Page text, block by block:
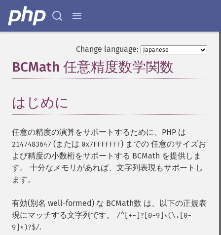
Change language:
BCMath 任意精度数学関数
はじめに
任意の精度の演算をサポートするために、PHP は
2147483647 (または 0x7FFFFFFF) までの 任意のサイズお
よび精度の小数桁をサポートする BCMath を提供しま
す。 十分なメモリがあれば、文字列表現もサポートし
ます。
有効(別名 well-formed) な BCMath数 は、以下の正規表
現にマッチする文字列です。
/^[+-]?[0-9]*(\.[0-
9]*)?$/.